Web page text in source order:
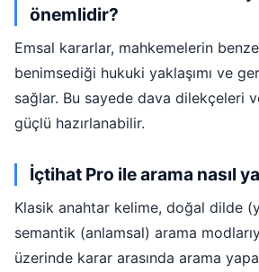
önemlidir?
Emsal kararlar, mahkemelerin
benimsediği hukuki yaklaşımı ve
sağlar. Bu sayede dava dilekçeleri
güçlü hazırlanabilir.
İçtihat Pro ile arama nasıl
Klasik anahtar kelime, doğal dilde
semantik (anlamsal) arama
üzerinde karar arasında arama